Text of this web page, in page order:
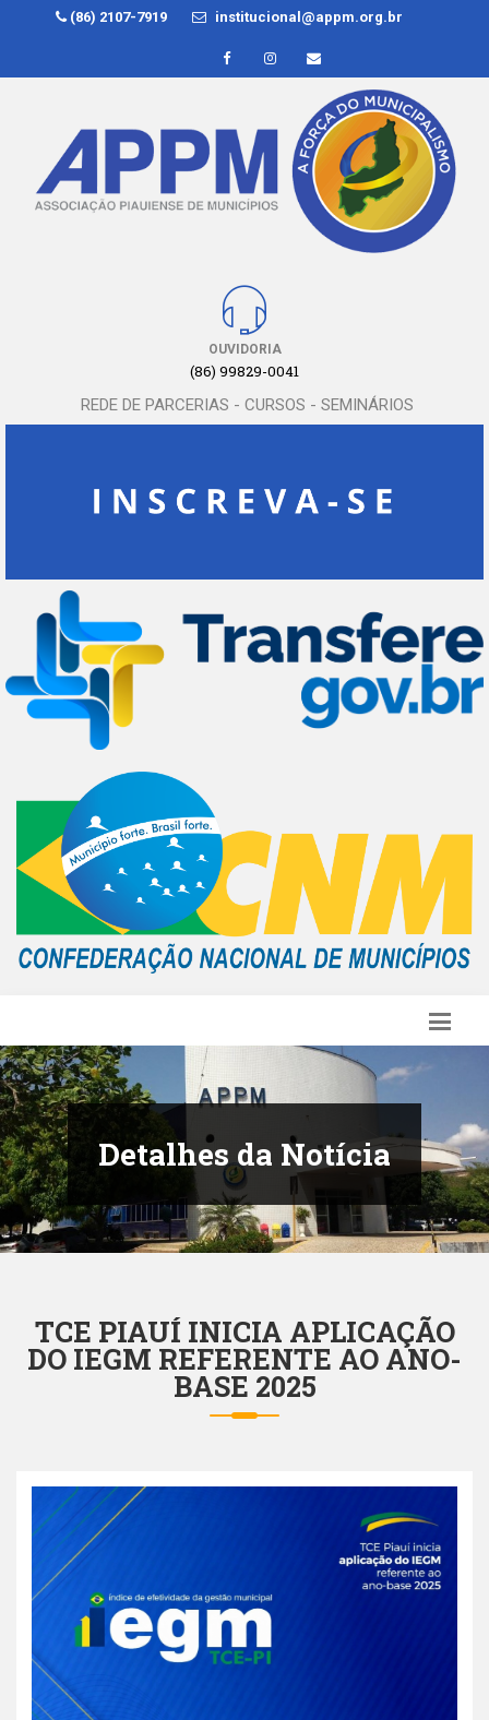
(86) 2107-7919 institucional@appm.org.br
OUVIDORIA
(86) 99829-0041
REDE DE PARCERIAS - CURSOS - SEMINÁRIOS
Detalhes da Notícia
TCE PIAUÍ INICIA APLICAÇÃO
DO IEGM REFERENTE AO ANO-
BASE 2025